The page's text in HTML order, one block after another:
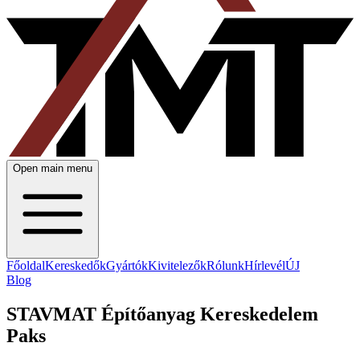
Open main menu
FőoldalKereskedőkGyártókKivitelezőkRólunkHírlevélÚJ
Blog
STAVMAT Építőanyag Kereskedelem
Paks